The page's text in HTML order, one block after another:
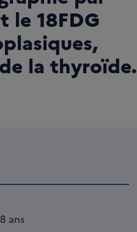
le 18FDG
la thyroïde.
ans